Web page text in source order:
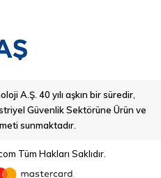
A.Ş. 40 yılı aşkın bir süredir,
Güvenlik Sektörüne Ürün ve
sunmaktadır.
Tüm Hakları Saklıdır.